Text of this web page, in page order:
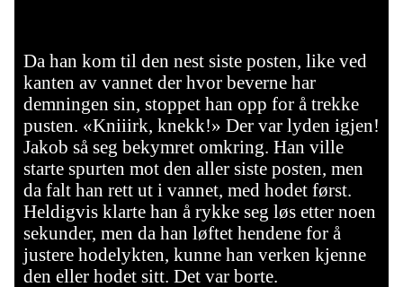
Da han kom til den nest siste posten, like ved
kanten av vannet der hvor beverne har
demningen sin, stoppet han opp for å trekke
pusten. «Kniiirk, knekk!» Der var lyden igjen!
Jakob så seg bekymret omkring. Han ville
starte spurten mot den aller siste posten, men
da falt han rett ut i vannet, med hodet først.
Heldigvis klarte han å rykke seg løs etter noen
sekunder, men da han løftet hendene for å
justere hodelykten, kunne han verken kjenne
den eller hodet sitt. Det var borte.